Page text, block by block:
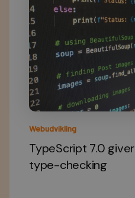
Webudvikling
TypeScript 7.0
type-checking